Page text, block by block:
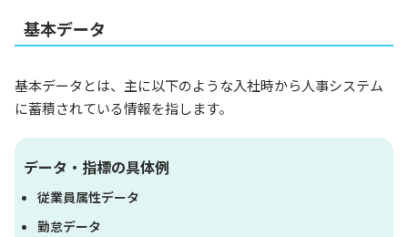
基本データ
基本データとは、主に以下のような入社時から人事システム
に蓄積されている情報を指します。
データ・指標の具体例
従業員属性データ
勤怠データ